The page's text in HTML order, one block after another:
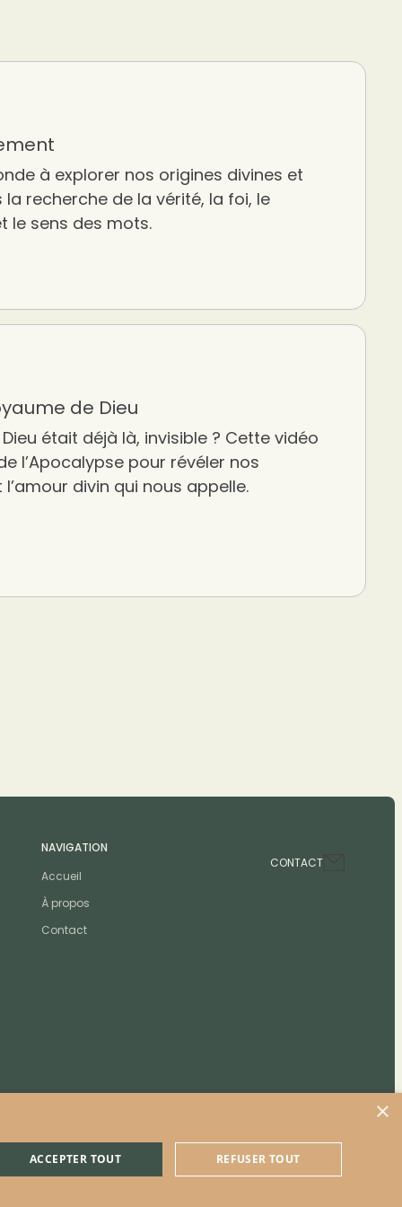
à explorer nos origines divines et
recherche de la vérité, la foi, le
le sens des mots.
de Dieu
était déjà là, invisible ? Cette vidéo
l’Apocalypse pour révéler nos
divin qui nous appelle.
NAVIGATION
Accueil
À propos
Contact
CONTACT
Politique de confidentialité et de cookies
×
ACCEPTER TOUT REFUSER TOUT